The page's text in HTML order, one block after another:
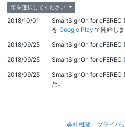
年を選択してください
2018/10/01
SmartSignOn for eFEREC
を Google Play で開始しま
2018/09/25
SmartSignOn for eFEREC
2018/09/25
SmartSignOn for eFEREC
2018/09/25
SmartSignOn for eFEREC
た。
会社概要
プライバ